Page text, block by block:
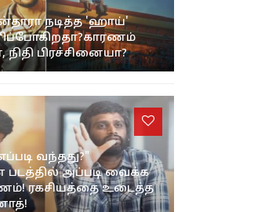
நடித்த 'ஹாய்'
நிதி பிரச்சினையா?
வந்தது?"
அப்படி வைக்க
ரகசியத்தை உடைத்த